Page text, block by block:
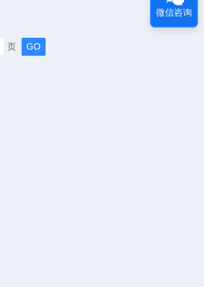
页
微信咨询